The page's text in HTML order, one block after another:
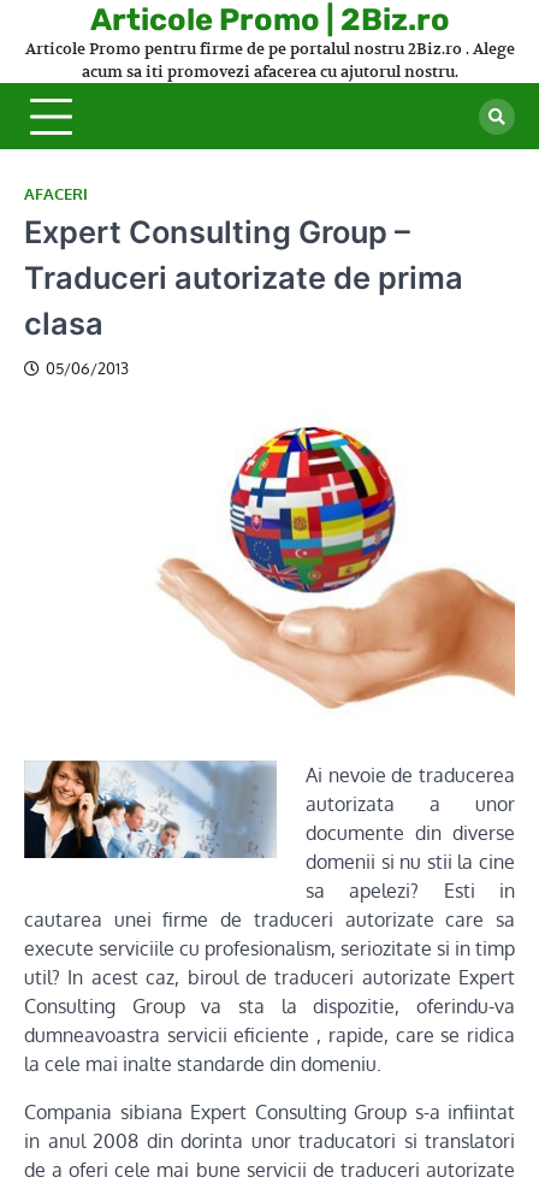
Articole Promo | 2Biz.ro
Articole Promo pentru firme de pe portalul nostru 2Biz.ro . Alege
acum sa iti promovezi afacerea cu ajutorul nostru.
AFACERI
Expert Consulting Group –
Traduceri autorizate de prima
clasa
05/06/2013
Ai nevoie de traducerea
autorizata a unor
documente din diverse
domenii si nu stii la cine
sa apelezi? Esti in
cautarea unei firme de traduceri autorizate care sa
execute serviciile cu profesionalism, seriozitate si in timp
util? In acest caz, biroul de traduceri autorizate Expert
Consulting Group va sta la dispozitie, oferindu-va
dumneavoastra servicii eficiente , rapide, care se ridica
la cele mai inalte standarde din domeniu.
Compania sibiana Expert Consulting Group s-a infiintat
in anul 2008 din dorinta unor traducatori si translatori
de a oferi cele mai bune servicii de traduceri autorizate